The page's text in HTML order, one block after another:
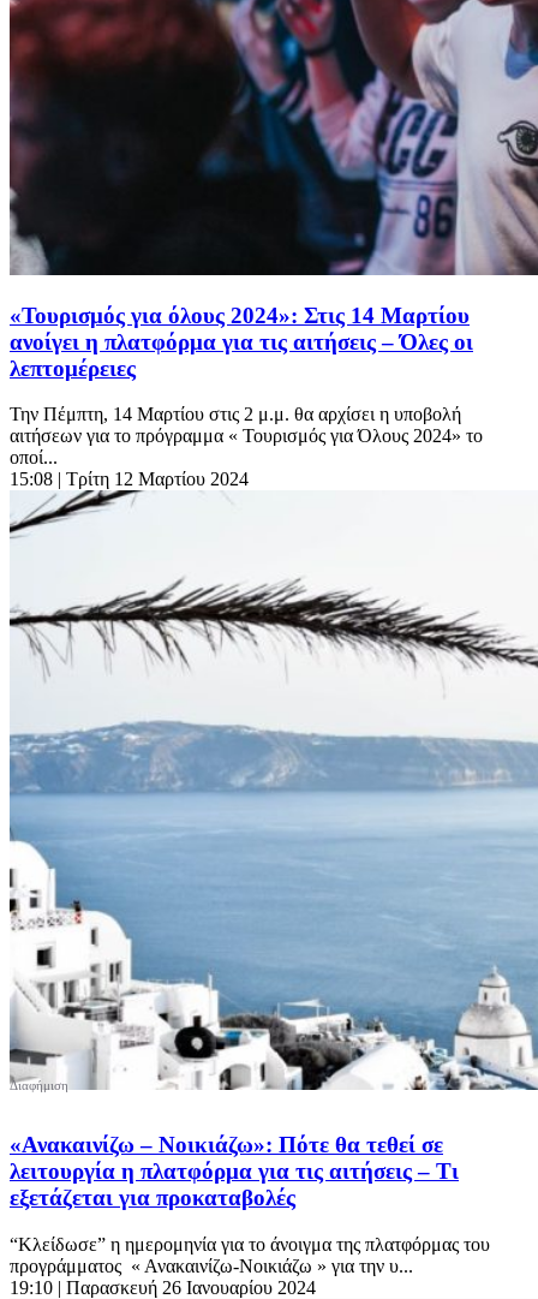
«Τουρισμός για όλους 2024»: Στις 14 Μαρτίου
ανοίγει η πλατφόρμα για τις αιτήσεις – Όλες οι
λεπτομέρειες
Την Πέμπτη, 14 Μαρτίου στις 2 μ.μ. θα αρχίσει η υποβολή
αιτήσεων για το πρόγραμμα « Τουρισμός για Όλους 2024» το
οποί...
15:08 | Τρίτη 12 Μαρτίου 2024
«Ανακαινίζω – Νοικιάζω»: Πότε θα τεθεί σε
λειτουργία η πλατφόρμα για τις αιτήσεις – Τι
εξετάζεται για προκαταβολές
“Κλείδωσε” η ημερομηνία για το άνοιγμα της πλατφόρμας του
προγράμματος « Ανακαινίζω-Νοικιάζω » για την υ...
19:10 | Παρασκευή 26 Ιανουαρίου 2024